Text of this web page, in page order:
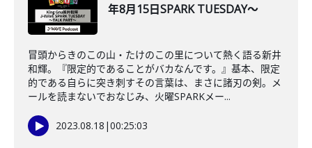
年8月15日SPARK TUESDAY～
冒頭からきのこの山・たけのこの里について熱く語る新井
和輝。『限定的であることがバカなんです。』基本、限定
的である自らに突き刺すその言葉は、まさに諸刃の剣。メ
ールを読まないでおなじみ、火曜SPARKメー...
2023.08.18 |00:25:03